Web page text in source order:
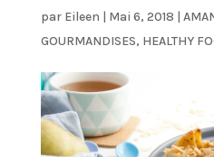
par Eileen | Mai 6, 2018 |
GOURMANDISES, HEALTHY